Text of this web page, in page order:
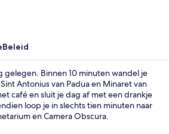
Beleid
gelegen. Binnen 10 minuten wandel je
Antonius van Padua en Minaret van
café en sluit je dag af met een drankje
loop je in slechts tien minuten naar
en Camera Obscura.